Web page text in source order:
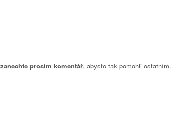
zanechte prosím komentář, abyste tak pomohli ostatním.